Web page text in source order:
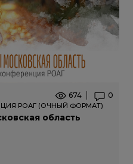
674 0
РОАГ (ОЧНЫЙ ФОРМАТ)
область